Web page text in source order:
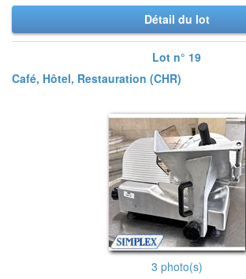
Détail du lot
Lot n° 19
Café, Hôtel, Restauration (CHR)
3 photo(s)